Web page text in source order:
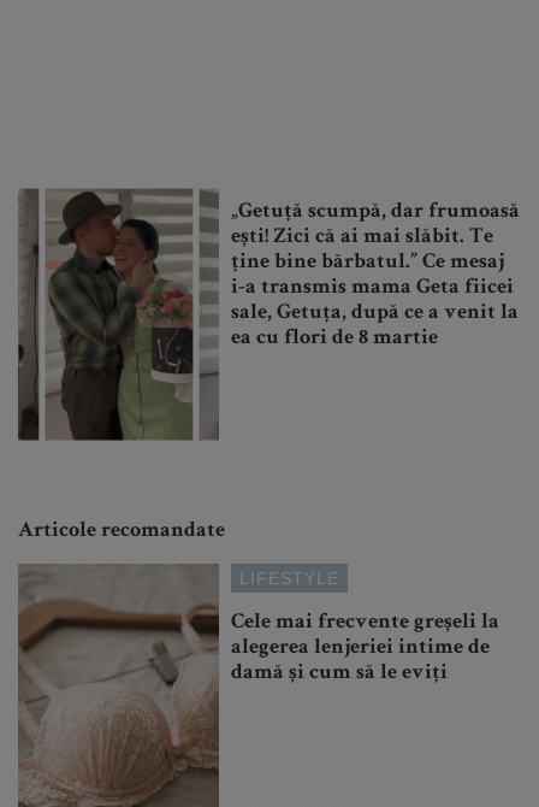
„Getuță scumpă, dar frumoasă
ești! Zici că ai mai slăbit. Te
ține bine bărbatul.” Ce mesaj
i-a transmis mama Geta fiicei
sale, Getuța, după ce a venit la
ea cu flori de 8 martie
Articole recomandate
LIFESTYLE
Cele mai frecvente greșeli la
alegerea lenjeriei intime de
damă și cum să le eviți